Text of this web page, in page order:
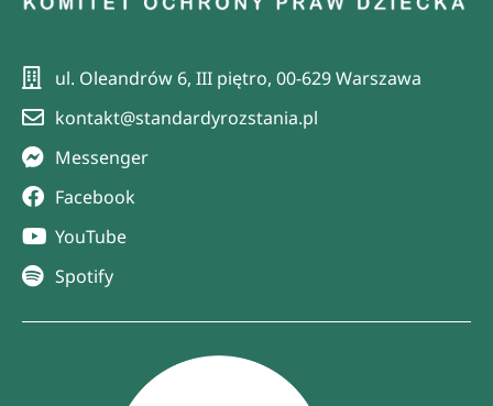
ul. Oleandrów 6, III piętro, 00-629 Warszawa
kontakt@standardyrozstania.pl
Messenger
Facebook
YouTube
Spotify